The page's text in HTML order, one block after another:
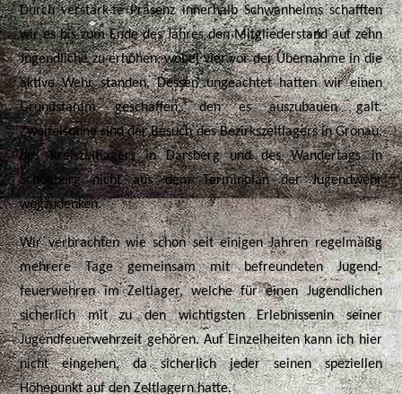
Durch verstärk-te Präsenz innerhalb Schwanheims schafften
wir es bis zum Ende des Jahres den Mitgliederstand auf zehn
Jugendliche zu erhöhen, wobei vier vor der Übernahme in die
aktive Wehr standen. Dessen ungeachtet hatten wir einen
Grundstamm geschaffen, den es auszubauen galt.
Zweifelsohne sind der Besuch des Bezirkszeltlagers in Gronau,
des Kreiszeltlagers in Darsberg und des Wandertags in
Schönberg nicht aus dem Terminplan der Jugendwehr
wegzudenken.
Wir verbrachten wie schon seit einigen Jahren regelmäßig
mehrere Tage gemeinsam mit befreundeten Jugend-
feuerwehren im Zeltlager, welche für einen Jugendlichen
sicherlich mit zu den wichtigsten Erlebnissenin seiner
Jugendfeuerwehrzeit gehören. Auf Einzelheiten kann ich hier
nicht eingehen, da sicherlich jeder seinen speziellen
Höhepunkt auf den Zeltlagern hatte.